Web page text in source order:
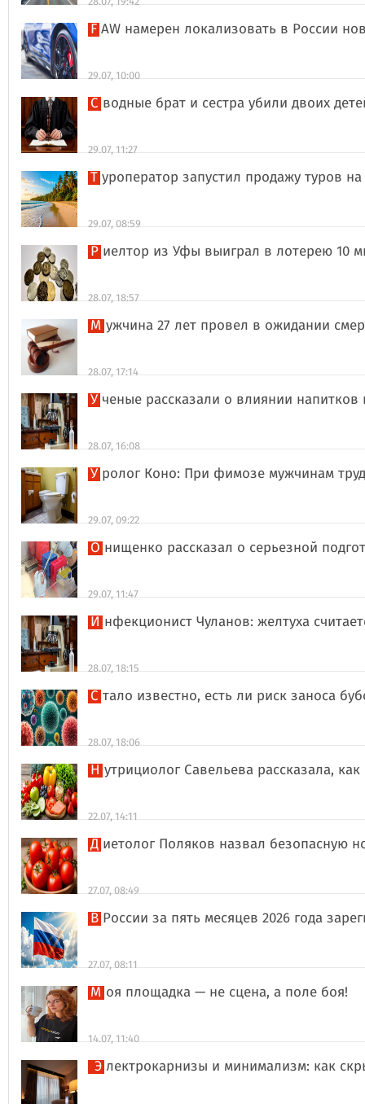
FAW намерен локализовать в России
29.07, 10:00
Сводные брат и сестра убили двоих
29.07, 11:27
Туроператор запустил продажу туров
29.07, 08:59
Риелтор из Уфы выиграл в лотерею 10
28.07, 18:57
Мужчина 27 лет провел в ожидании
28.07, 17:14
Ученые рассказали о влиянии
28.07, 16:08
Уролог Коно: При фимозе мужчинам
29.07, 09:22
Онищенко рассказал о серьезной
29.07, 11:47
Инфекционист Чуланов: желтуха
28.07, 18:15
Стало известно, есть ли риск заноса
28.07, 18:06
Нутрициолог Савельева рассказала,
22.07, 14:11
Диетолог Поляков назвал безопасную
27.07, 08:49
В России за пять месяцев 2026 года
27.07, 08:11
Моя площадка — не сцена, а поле боя!
14.07, 11:40
Электрокарнизы и минимализм: как